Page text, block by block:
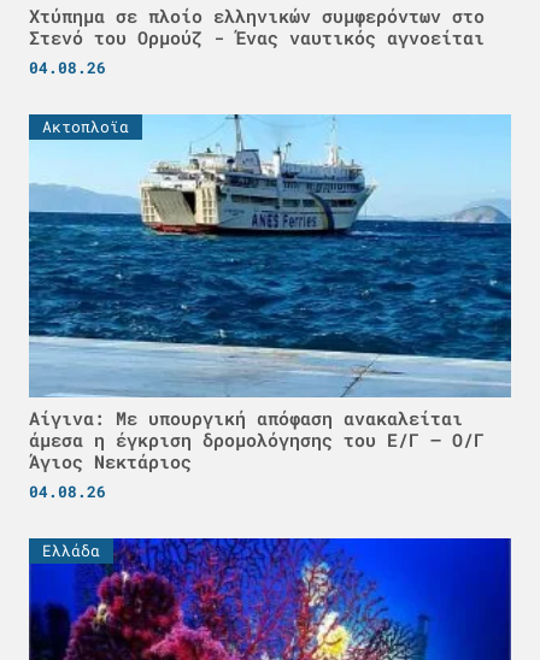
Χτύπημα σε πλοίο ελληνικών συμφερόντων στο
Στενό του Ορμούζ - Ένας ναυτικός αγνοείται
04.08.26
Ακτοπλοϊα
Αίγινα: Με υπουργική απόφαση ανακαλείται
άμεσα η έγκριση δρομολόγησης του Ε/Γ – Ο/Γ
Άγιος Νεκτάριος
04.08.26
Ελλάδα